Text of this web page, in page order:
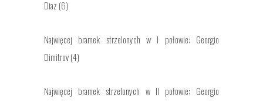
Diaz (6)
Najwięcej bramek strzelonych w I połowie: Georgio
Dimitrov (4)
Najwięcej bramek strzelonych w II połowie: Georgio